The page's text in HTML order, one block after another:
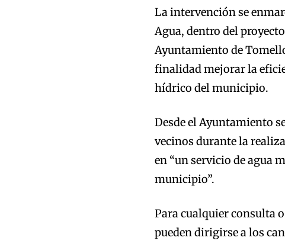
La intervención se
Agua, dentro del
Ayuntamiento de
finalidad mejorar la
hídrico del municipio.
Desde el Ayuntamiento
vecinos durante la
en “un servicio de agua
municipio”.
Para cualquier consulta
pueden dirigirse a los